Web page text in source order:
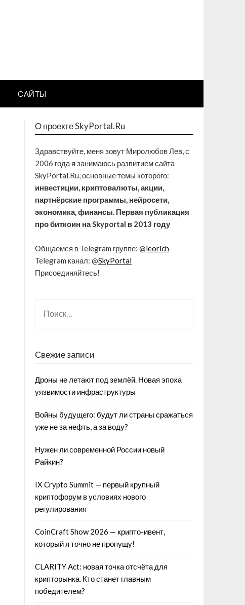
САЙТЫ
О проекте SkyPortal.Ru
Здравствуйте, меня зовут Миролюбов Лев, с
2006 года я занимаюсь развитием сайта
SkyPortal.Ru, основные темы которого:
инвестиции, криптовалюты, акции,
партнёрские программы, нейросети,
экономика, финансы. Первая публикация
про биткоин на Skyportal в 2013 году
Общаемся в Telegram группе: @leorich
Telegram канал: @SkyPortal
Присоединяйтесь!
Свежие записи
Дроны не летают под землёй. Новая эпоха
уязвимости инфраструктуры
Войны будущего: будут ли страны сражаться
уже не за нефть, а за воду?
Нужен ли современной России новый
Райкин?
IX Crypto Summit — первый крупный
криптофорум в условиях нового
регулирования
CoinCraft Show 2026 — крипто-ивент,
который я точно не пропущу!
CLARITY Act: новая точка отсчёта для
крипторынка. Кто станет главным
победителем?